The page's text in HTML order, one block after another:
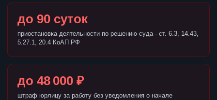
до 90 суток
приостановка деятельности по решению суда - ст. 6.3, 14.43,
5.27.1, 20.4 КоАП РФ
до 48 000 ₽
штраф юрлицу за работу без уведомления о начале